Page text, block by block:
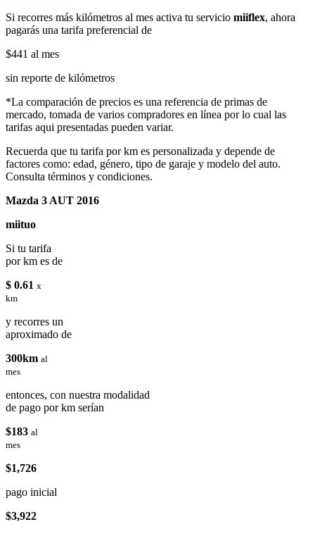
Si recorres más kilómetros al mes activa tu servicio miiflex, ahora
pagarás una tarifa preferencial de
$441 al mes
sin reporte de kilómetros
*La comparación de precios es una referencia de primas de
mercado, tomada de varios compradores en línea por lo cual las
tarifas aqui presentadas pueden variar.
Recuerda que tu tarifa por km es personalizada y depende de
factores como: edad, género, tipo de garaje y modelo del auto.
Consulta términos y condiciones.
Mazda 3 AUT 2016
miituo
Si tu tarifa
por km es de
$ 0.61 x
km
y recorres un
aproximado de
300km al
mes
entonces, con nuestra modalidad
de pago por km serían
$183 al
mes
$1,726
pago inicial
$3,922